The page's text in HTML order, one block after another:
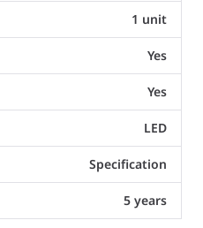
1 unit
Yes
Yes
LED
Specification
5 years